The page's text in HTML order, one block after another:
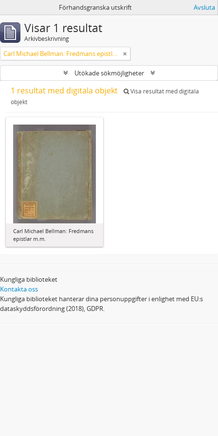
Förhandsgranska utskrift Avsluta
Visar 1 resultat
Arkivbeskrivning
Carl Michael Bellman: Fredmans epistlar m.m.
Utökade sökmöjligheter
1 resultat med digitala objekt
Visa resultat med digitala
objekt
Carl Michael Bellman: Fredmans
epistlar m.m.
Kungliga biblioteket
Kontakta oss
Kungliga biblioteket hanterar dina personuppgifter i enlighet med EU:s
dataskyddsförordning (2018), GDPR.